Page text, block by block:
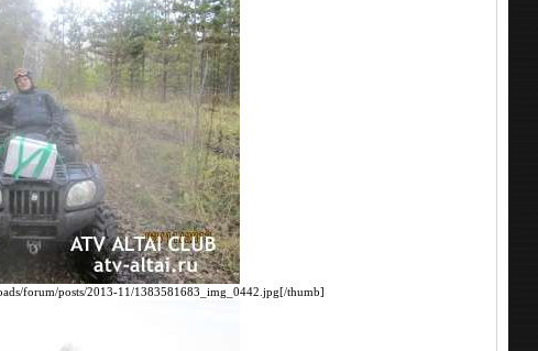
forum/posts/2013-11/1383581683_img_0442.jpg[/thumb]